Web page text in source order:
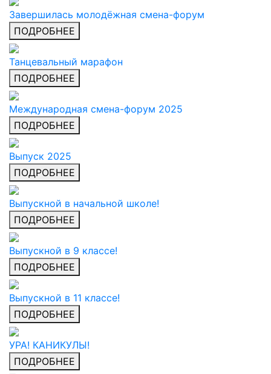
Завершилась молодёжная смена-форум
ПОДРОБНЕЕ
Танцевальный марафон
ПОДРОБНЕЕ
Международная смена-форум 2025
ПОДРОБНЕЕ
Выпуск 2025
ПОДРОБНЕЕ
Выпускной в начальной школе!
ПОДРОБНЕЕ
Выпускной в 9 классе!
ПОДРОБНЕЕ
Выпускной в 11 классе!
ПОДРОБНЕЕ
УРА! КАНИКУЛЫ!
ПОДРОБНЕЕ